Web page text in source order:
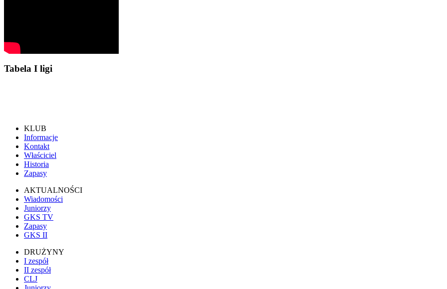
Tabela I ligi
KLUB
Informacje
Kontakt
Właściciel
Historia
Zapasy
AKTUALNOŚCI
Wiadomości
Juniorzy
GKS TV
Zapasy
GKS II
DRUŻYNY
I zespół
II zespół
CLJ